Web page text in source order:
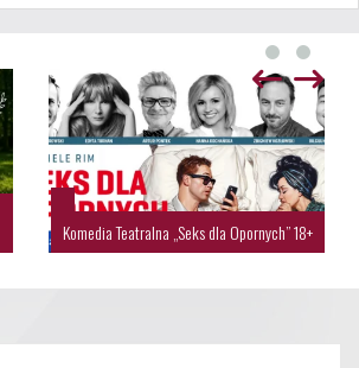
Komedia Teatralna „Seks dla Opornych” 18+